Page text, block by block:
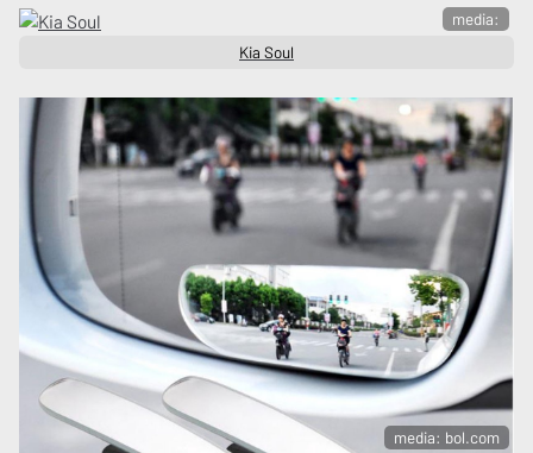
media:
Kia Soul
media: bol.com